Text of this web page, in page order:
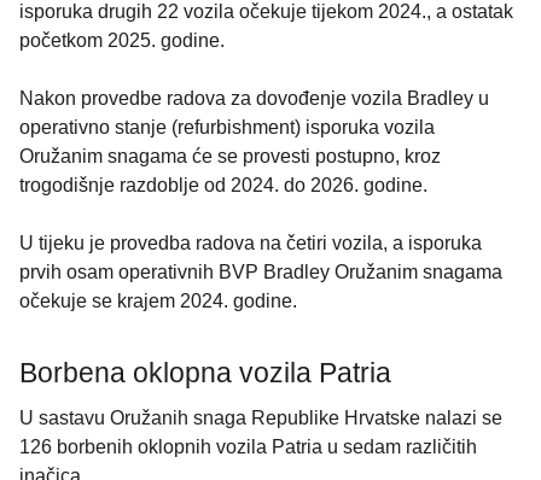
isporuka drugih 22 vozila očekuje tijekom 2024., a ostatak
početkom 2025. godine.
Nakon provedbe radova za dovođenje vozila Bradley u
operativno stanje (refurbishment) isporuka vozila
Oružanim snagama će se provesti postupno, kroz
trogodišnje razdoblje od 2024. do 2026. godine.
U tijeku je provedba radova na četiri vozila, a isporuka
prvih osam operativnih BVP Bradley Oružanim snagama
očekuje se krajem 2024. godine.
Borbena oklopna vozila Patria
U sastavu Oružanih snaga Republike Hrvatske nalazi se
126 borbenih oklopnih vozila Patria u sedam različitih
inačica.